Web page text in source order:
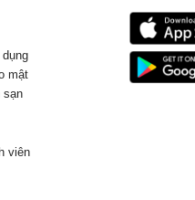
mật
sạn
viên